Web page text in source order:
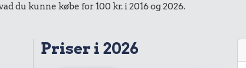
du kunne købe for 100 kr. i 2016 og 2026.
Priser i 2026